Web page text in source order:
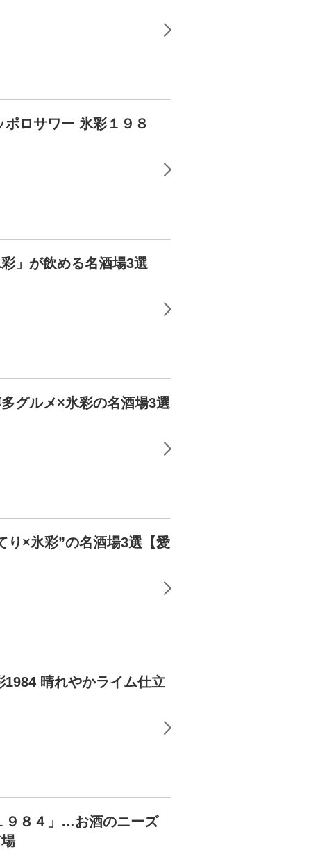
ロサワー 氷彩１９８
」が飲める名酒場3選
グルメ×氷彩の名酒場3選
り×氷彩”の名酒場3選【愛
晴れやかライム仕立
９８４」…お酒のニーズ